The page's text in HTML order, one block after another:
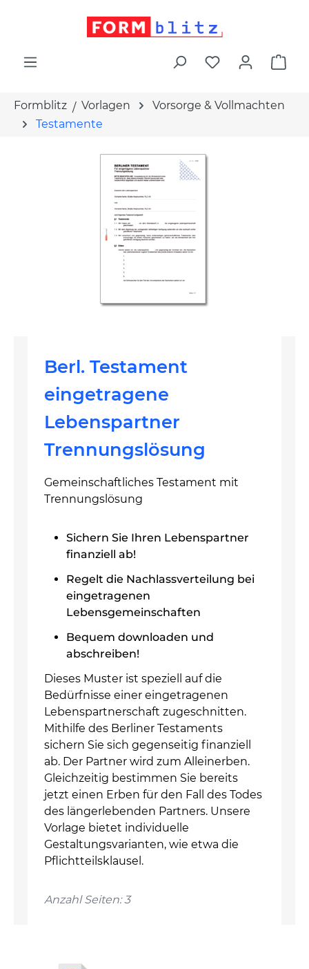
Formblitz Vorlagen
Vorsorge & Vollmachten
Testamente
Berl. Testament
eingetragene
Lebenspartner
Trennungslösung
Gemeinschaftliches Testament mit
Trennungslösung
Sichern Sie Ihren Lebenspartner
finanziell ab!
Regelt die Nachlassverteilung bei
eingetragenen
Lebensgemeinschaften
Bequem downloaden und
abschreiben!
Dieses Muster ist speziell auf die
Bedürfnisse einer eingetragenen
Lebenspartnerschaft zugeschnitten.
Mithilfe des Berliner Testaments
sichern Sie sich gegenseitig finanziell
ab. Der Partner wird zum Alleinerben.
Gleichzeitig bestimmen Sie bereits
jetzt einen Erben für den Fall des Todes
des längerlebenden Partners. Unsere
Vorlage bietet individuelle
Gestaltungsvarianten, wie etwa die
Pflichtteilsklausel.
Anzahl Seiten: 3